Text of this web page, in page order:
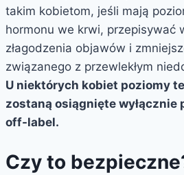
takim kobietom, jeśli mają
hormonu we krwi, przepisywać
złagodzenia objawów i
związanego z przewlekłym
U niektórych kobiet poziomy
zostaną osiągnięte wyłącznie
off-label.
Czy to